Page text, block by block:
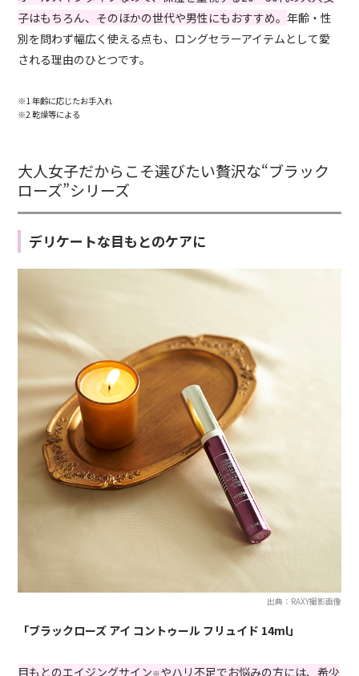
子はもちろん、そのほかの世代や男性にもおすすめ。年齢・性
別を問わず幅広く使える点も、ロングセラーアイテムとして愛
される理由のひとつです。
※1 年齢に応じたお手入れ
※2 乾燥等による
大人女子だからこそ選びたい贅沢な“ブラック
ローズ”シリーズ
デリケートな目もとのケアに
出典：RAXY撮影画像
「ブラックローズ アイ コントゥール フリュイド 14ml」
目もとのエイジングサイン※やハリ不足でお悩みの方には、希少